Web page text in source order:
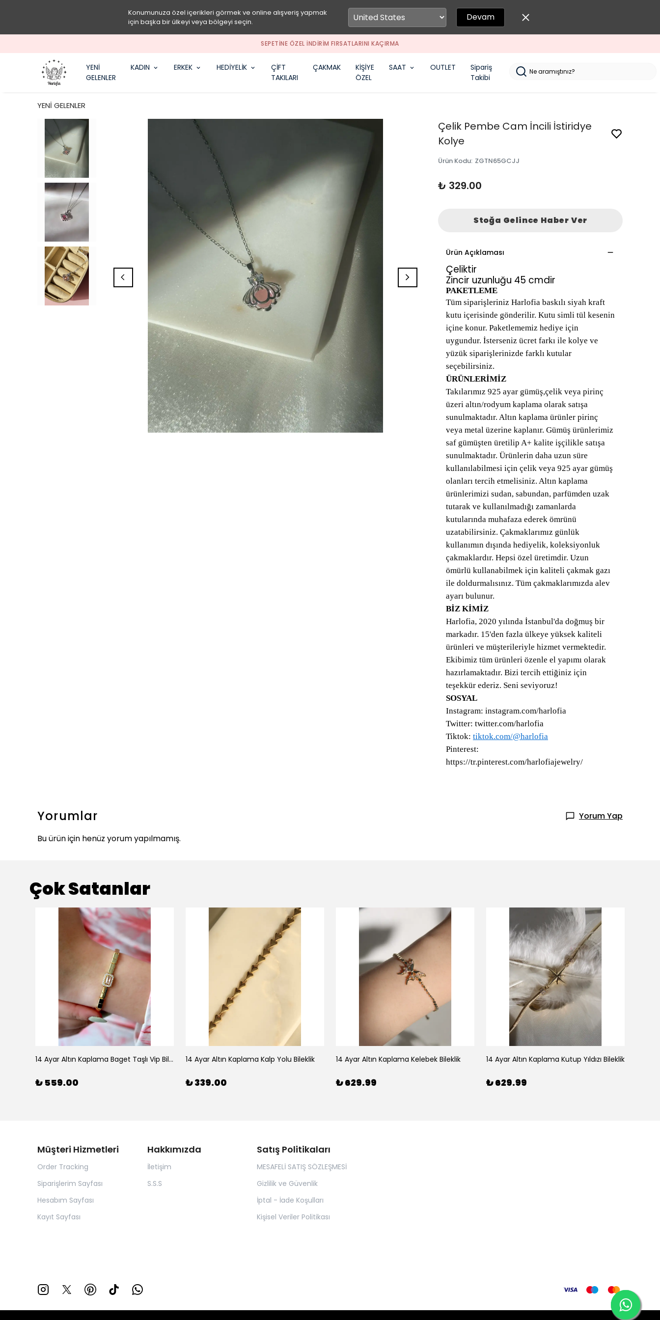
Konumunuza özel içerikleri görmek ve online alışveriş yapmak
için başka bir ülkeyi veya bölgeyi seçin.
Devam
SEPETİNE ÖZEL İNDİRİM FIRSATLARINI KAÇIRMA
YENİ
GELENLER
KADIN ERKEK HEDİYELİK
ÇİFT
TAKILARI
ÇAKMAK
KİŞİYE
ÖZEL
SAAT OUTLET
Sipariş
Takibi
YENİ GELENLER
Çelik Pembe Cam İncili İstiridye
Kolye
Ürün Kodu: ZGTN65GCJJ
₺ 329.00
Stoğa Gelince Haber Ver
Ürün Açıklaması
Çeliktir
Zincir uzunluğu 45 cmdir
PAKETLEME
Tüm siparişleriniz Harlofia baskılı siyah kraft
kutu içerisinde gönderilir. Kutu simli tül kesenin
içine konur. Paketlememiz hediye için
uygundur. İsterseniz ücret farkı ile kolye ve
yüzük siparişlerinizde farklı kutular
seçebilirsiniz.
ÜRÜNLERİMİZ
Takılarımız 925 ayar gümüş,çelik veya pirinç
üzeri altın/rodyum kaplama olarak satışa
sunulmaktadır. Altın kaplama ürünler pirinç
veya metal üzerine kaplanır. Gümüş ürünlerimiz
saf gümüşten üretilip A+ kalite işçilikle satışa
sunulmaktadır. Ürünlerin daha uzun süre
kullanılabilmesi için çelik veya 925 ayar gümüş
olanları tercih etmelisiniz. Altın kaplama
ürünlerimizi sudan, sabundan, parfümden uzak
tutarak ve kullanılmadığı zamanlarda
kutularında muhafaza ederek ömrünü
uzatabilirsiniz. Çakmaklarımız günlük
kullanımın dışında hediyelik, koleksiyonluk
çakmaklardır. Hepsi özel üretimdir. Uzun
ömürlü kullanabilmek için kaliteli çakmak gazı
ile doldurmalısınız. Tüm çakmaklarımızda alev
ayarı bulunur.
BİZ KİMİZ
Harlofia, 2020 yılında İstanbul'da doğmuş bir
markadır. 15'den fazla ülkeye yüksek kaliteli
ürünleri ve müşterileriyle hizmet vermektedir.
Ekibimiz tüm ürünleri özenle el yapımı olarak
hazırlamaktadır. Bizi tercih ettiğiniz için
teşekkür ederiz. Seni seviyoruz!
SOSYAL
Instagram: instagram.com/harlofia
Twitter: twitter.com/harlofia
Tiktok: tiktok.com/@harlofia
Pinterest:
https://tr.pinterest.com/harlofiajewelry/
Yorumlar
Yorum Yap
Bu ürün için henüz yorum yapılmamış.
Çok Satanlar
14 Ayar Altın Kaplama Baget Taşlı Vip Bileklik
₺ 559.00
14 Ayar Altın Kaplama Kalp Yolu Bileklik
₺ 339.00
14 Ayar Altın Kaplama Kelebek Bileklik
₺ 629.99
14 Ayar Altın Kaplama Kutup Yıldızı Bileklik
₺ 629.99
Müşteri Hizmetleri
Order Tracking
Siparişlerim Sayfası
Hesabım Sayfası
Kayıt Sayfası
Hakkımızda
İletişim
S.S.S
Satış Politikaları
MESAFELİ SATIŞ SÖZLEŞMESİ
Gizlilik ve Güvenlik
İptal - İade Koşulları
Kişisel Veriler Politikası